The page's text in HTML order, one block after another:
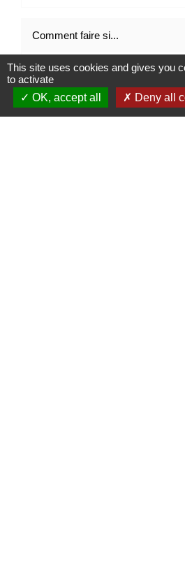
Comment faire si...
Je suis en situation de
Signaler une
This site uses cookies and gives you
to activate
OK, accept all
Deny all